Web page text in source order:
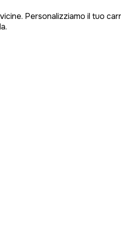
Personalizziamo il tuo